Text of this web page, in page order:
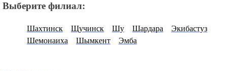
Выберите филиал:
Шахтинск Щучинск Шу Шардара
Экибастуз
Шемонаиха
Шымкент Эмба